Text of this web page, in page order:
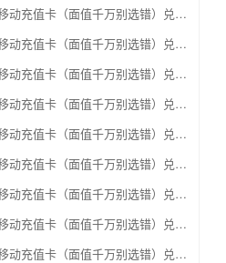
移动充值卡（面值千万别选错）兑换资和信
移动充值卡（面值千万别选错）兑换沃尔玛购物卡
移动充值卡（面值千万别选错）兑换和信通
移动充值卡（面值千万别选错）兑换拉卡拉沃尔玛
移动充值卡（面值千万别选错）兑换携程任我游
移动充值卡（面值千万别选错）兑换中银通支付(银联购物卡)
移动充值卡（面值千万别选错）兑换瑞祥商联卡
移动充值卡（面值千万别选错）兑换家乐福超市卡
移动充值卡（面值千万别选错）兑换Q币卡